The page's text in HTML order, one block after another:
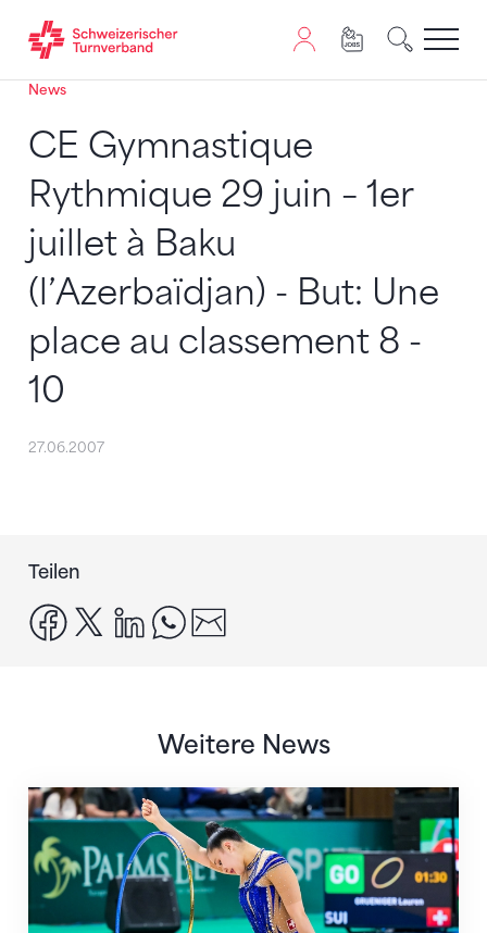
Zum Inhalt springen
Zur Sitemap navigieren
Zum Navigieren dieser Seite wird JavaScript benötigt.
News
CE Gymnastique
Rythmique 29 juin – 1er
juillet à Baku
(l’Azerbaïdjan) - But: Une
place au classement 8 -
10
27.06.2007
Teilen
facebook
x linkedinwhatsapp
Weitere News
Nächster Halt: Weltmeisterschaft